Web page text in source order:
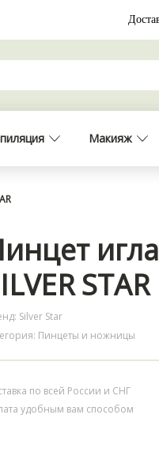
STAR
Silver Star
Пинцеты и ножницы
по всей России и СНГ
удобным вам способом
Макияж